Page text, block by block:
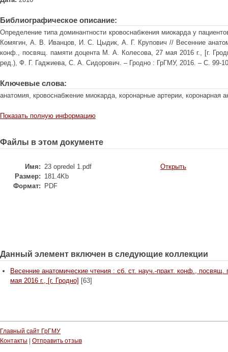
Библиографическое описание:
Определение типа доминантности кровоснабжения миокарда у
Комягин, А. В. Иванцов, И. С. Цыдик, А. Г. Крупович // Весенние
конф., посвящ. памяти доцента М. А. Колесова, 27 мая 2016 г., [г.
ред.), Ф. Г. Гаджиева, С. А. Сидорович. – Гродно : ГрГМУ, 2016. – С. 99-
Ключевые слова:
анатомия, кровоснабжение миокарда, коронарные артерии, коронарная
Показать полную информацию
Файлы в этом документе
Имя: 23 opredel 1.pdf
Размер: 181.4Kb
Формат:
PDF
Открыть
Данный элемент включен в следующие коллекции
Весенние анатомические чтения : сб. ст. науч.-практ. конф.,
мая 2016 г., [г. Гродно] [63]
Главный сайт ГрГМУ
Контакты
Отправить отзыв